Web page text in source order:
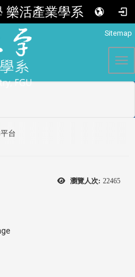
樂活產業學系
Sitemap
台
瀏覽人次: 22465